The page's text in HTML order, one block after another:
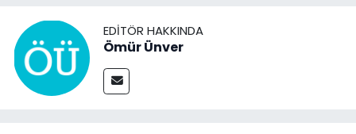
EDITÖR HAKKINDA
Ömür Ünver